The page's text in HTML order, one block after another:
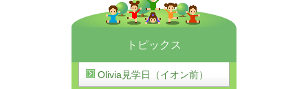
トピックス
Olivia見学日（イオン前）